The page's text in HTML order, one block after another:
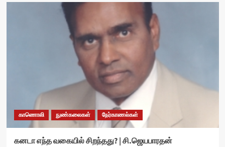
காணொலி நுண்கலைகள் நேர்காணல்கள்
கனடா எந்த வகையில் சிறந்தது? | சி.ஜெயபாரதன்